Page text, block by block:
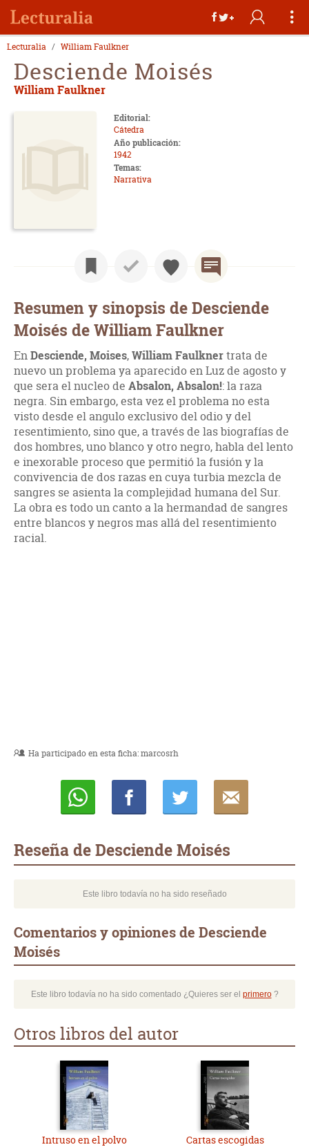
Lecturalia William Faulkner
Desciende Moisés
William Faulkner
Editorial:
Cátedra
Año publicación:
1942
Temas:
Narrativa
Resumen y sinopsis de Desciende
Moisés de William Faulkner
EnDesciende, Moises,William Faulknertrata de
nuevo un problema ya aparecido en Luz de agosto y
que sera el nucleo de Absalon, Absalon!: la raza
negra. Sin embargo, esta vez el problema no esta
visto desde el angulo exclusivo del odio y del
resentimiento, sino que, a través de las biografías de
dos hombres, uno blanco y otro negro, habla del lento
e inexorable proceso que permitió la fusión y la
convivencia de dos razas en cuya turbia mezcla de
sangres se asienta la complejidad humana del Sur.
La obra es todo un canto a la hermandad de sangres
entre blancos y negros mas allá del resentimiento
racial.
Ha participado en esta ficha:marcosrh
Reseña de Desciende Moisés
Este libro todavía no ha sido reseñado
Comentarios y opiniones de Desciende
Moisés
Este libro todavía no ha sido comentado ¿Quieres ser el primero?
Otros libros del autor
Intruso en el polvo Cartas escogidas